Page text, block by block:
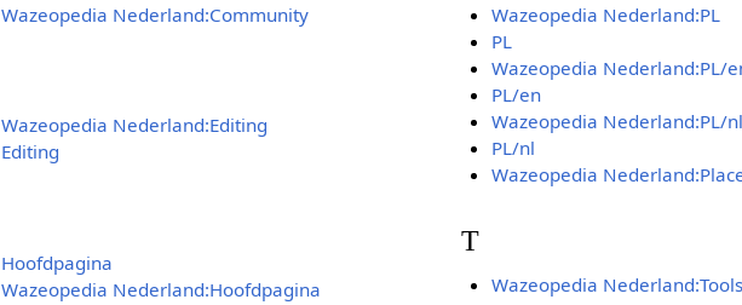
Wazeopedia Nederland:Community
Wazeopedia Nederland:Editing
Editing
Hoofdpagina
Wazeopedia Nederland:Hoofdpagina
Wazeopedia Nederland:PL
PL
Wazeopedia Nederland:PL/
PL/en
Wazeopedia Nederland:PL/nl
PL/nl
Wazeopedia
T
Wazeopedia Nederland:Tools